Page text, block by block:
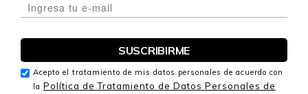
Acepto el tratamiento de mis datos personales de acuerdo con
la Política de Tratamiento de Datos Personales de